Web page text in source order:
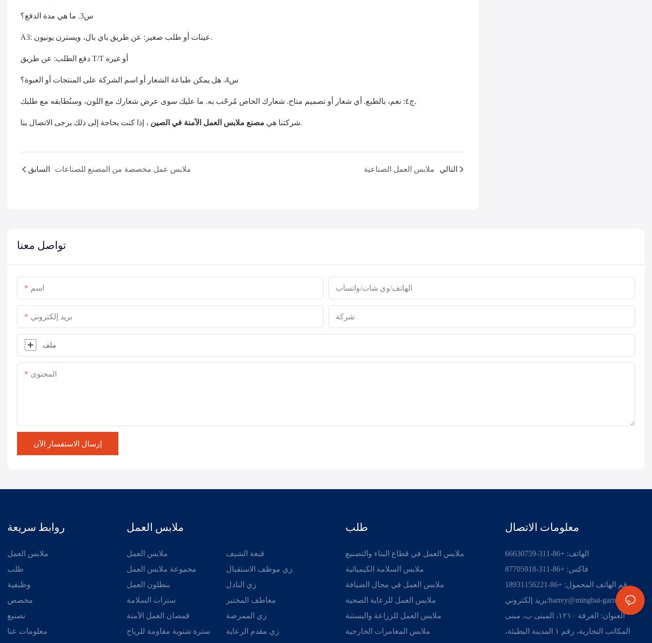
س3. ما هي مدة الدفع؟
A3: عينات أو طلب صغير: عن طريق باي بال، ويسترن يونيون.
دفع الطلب: عن طريق T/T أو غيره
س4. هل يمكن طباعة الشعار أو اسم الشركة على المنتجات أو العبوة؟
ج٤: نعم، بالطبع. أي شعار أو تصميم متاح. شعارك الخاص مُرحّب به. ما عليك سوى عرض شعارك مع اللون، وسنُطابقه مع طلبك.
شركتنا هي مصنع ملابس العمل الآمنة في الصين ، إذا كنت بحاجة إلى ذلك يرجى الاتصال بنا.
السابق ملابس عمل مخصصة من المصنع للصناعات ملابس العمل الصناعية التالي
تواصل معنا
اسم الهاتف/وي شات/واتساب
بريد إلكتروني شركة
ملف
المحتوى
إرسال الاستفسار الآن
روابط سريعة
ملابس العمل
طلب
وظيفية
مخصص
تصنيع
معلومات عنا
ملابس العمل
ملابس العمل
مجموعة ملابس العمل
بنطلون العمل
سترات السلامة
قمصان العمل الآمنة
سترة شتوية مقاومة للرياح
قبعة الشيف
زي موظف الاستقبال
زي النادل
معاطف المختبر
زي الممرضة
زي مقدم الرعاية
طلب
ملابس العمل في قطاع البناء والتصنيع
ملابس السلامة الكيميائية
ملابس العمل في مجال الضيافة
ملابس العمل للرعاية الصحية
ملابس العمل للزراعة والبستنة
ملابس المغامرات الخارجية
معلومات الاتصال
الهاتف: +86-311-66630759
فاكس: +86-311-87705918
رقم الهاتف المحمول: +86-18931156221
بريد إلكتروني:harrey@mingbai-garment.com
العنوان: الغرفة ١٢١٠، المبنى ب، مبنى
المكاتب التجارية، رقم ١ المدينة البطيئة،